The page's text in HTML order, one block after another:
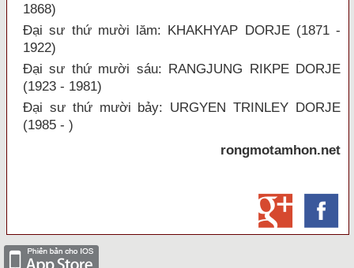
1868)
Đại sư thứ mười lăm: KHAKHYAP DORJE (1871 -
1922)
Đại sư thứ mười sáu: RANGJUNG RIKPE DORJE
(1923 - 1981)
Đại sư thứ mười bảy: URGYEN TRINLEY DORJE
(1985 - )
rongmotamhon.net